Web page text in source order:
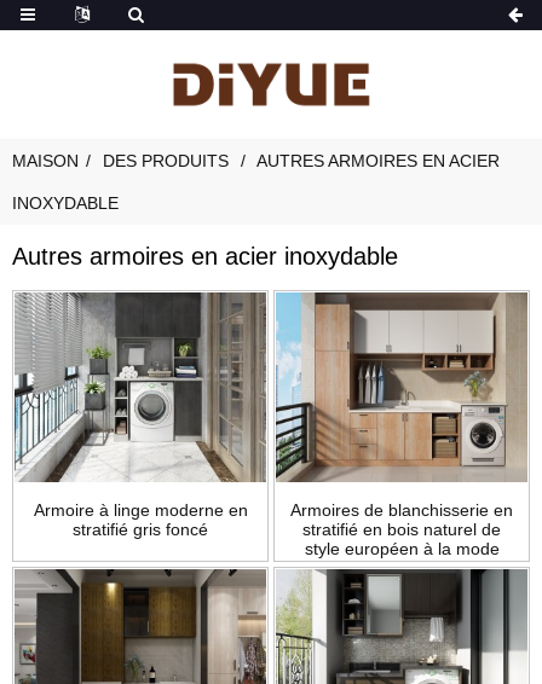
MAISON DES PRODUITS AUTRES ARMOIRES EN ACIER
INOXYDABLE
Autres armoires en acier inoxydable
Armoire à linge moderne en
stratifié gris foncé
Armoires de blanchisserie en
stratifié en bois naturel de
style européen à la mode